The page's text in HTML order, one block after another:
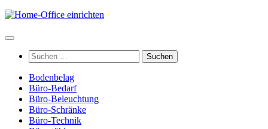
Zum
springen
Suchen
nach:
Bodenbelag
Büro-Bedarf
Büro-Beleuchtung
Büro-Schränke
Büro-Technik